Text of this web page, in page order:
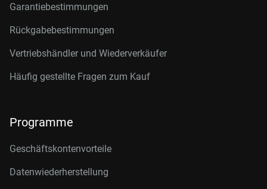
Garantiebestimmungen
Rückgabebestimmungen
Vertriebshändler und Wiederverkäufer
Häufig gestellte Fragen zum Kauf
Programme
Geschäftskontenvorteile
Datenwiederherstellung